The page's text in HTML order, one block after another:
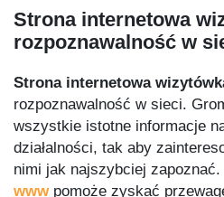
Strona internetowa
rozpoznawalność w
Strona internetowa
rozpoznawalność w sieci.
wszystkie istotne informacje
działalności, tak aby
nimi jak najszybciej zapoznać.
wwwpomoże zyskać